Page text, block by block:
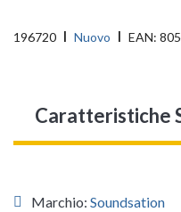
196720 Nuovo EAN:
Caratteristiche
Marchio: Soundsation